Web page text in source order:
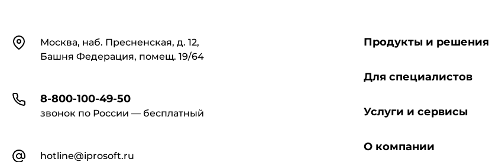
КонтактыМосква, наб. Пресненская, д. 12,
Башня Федерация, помещ. 19/64
8-800-100-49-50
звонок по России — бесплатный
hotline@iprosoft.ru
Продукты и решения
Для специалистов
Услуги и сервисы
О компании